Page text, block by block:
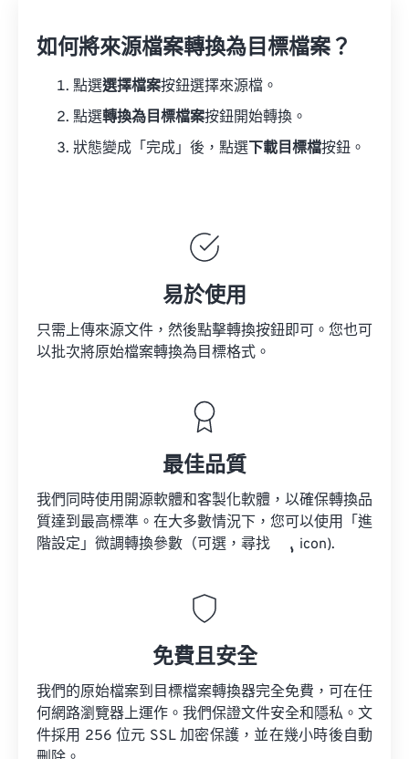
如何將來源檔案轉換為目標檔案？
點選選擇檔案按鈕選擇來源檔。
點選轉換為目標檔案按鈕開始轉換。
狀態變成「完成」後，點選 下載目標檔按鈕。
易於使用
只需上傳來源文件，然後點擊轉換按鈕即可。您也可
以批次將原始檔案轉換為目標格式。
最佳品質
我們同時使用開源軟體和客製化軟體，以確保轉換品
質達到最高標準。在大多數情況下，您可以使用「進
階設定」微調轉換參數（可選，尋找
icon).
免費且安全
我們的原始檔案到目標檔案轉換器完全免費，可在任
何網路瀏覽器上運作。我們保證文件安全和隱私。文
件採用 256 位元 SSL 加密保護，並在幾小時後自動